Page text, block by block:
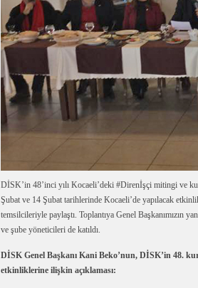
DİSK’in 48’inci yılı Kocaeli’deki #Direnİşçi mitingi ve
Şubat ve 14 Şubat tarihlerinde Kocaeli’de yapılacak
temsilcileriyle paylaştı. Toplantıya Genel Başkanımızın
ve şube yöneticileri de katıldı.
DİSK Genel Başkanı Kani Beko’nun, DİSK’in 48.
etkinliklerine ilişkin açıklaması: